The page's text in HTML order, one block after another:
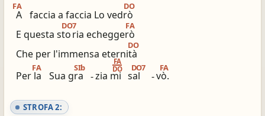
A
FA
faccia a faccia Lo vedrò
DO
E questa sto
DO7
ria echeggerò
FA
Che per l'immensa eternità
DO
Per la
FA
Sua gra
SIb
-zia mi
FA
DO
sal
DO7
-vò.
FA
STROFA 2: